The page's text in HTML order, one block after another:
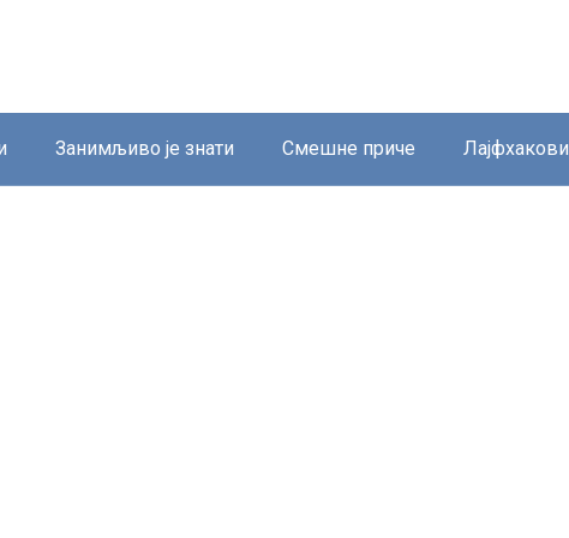
Занимљиво је знати Смешне приче Лајфхакови